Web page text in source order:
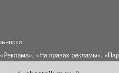
«На правах рекламы»,
ответственности за